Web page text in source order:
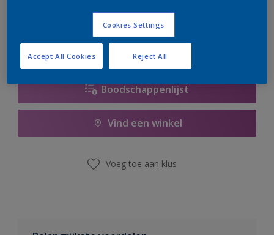
er hard aan om de voorraad aan te vullen.
Boodschappenlijst
Vind een winkel
Voeg toe aan klus
Cookies Settings
Reject All
Accept All Cookies